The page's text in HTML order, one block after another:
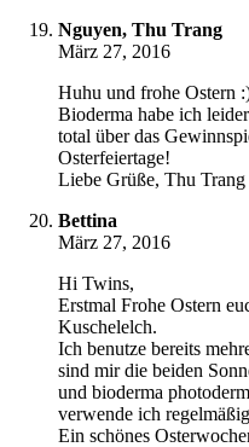
Nguyen, Thu Trang
März 27, 2016
Huhu und frohe Ostern
Bioderma habe ich
total über das
Osterfeiertage!
Liebe Grüße, Thu Trang
Bettina
März 27, 2016
Hi Twins,
Erstmal Frohe Ostern
Kuschelelch.
Ich benutze bereits
sind mir die beiden
und bioderma
verwende ich
Ein schönes